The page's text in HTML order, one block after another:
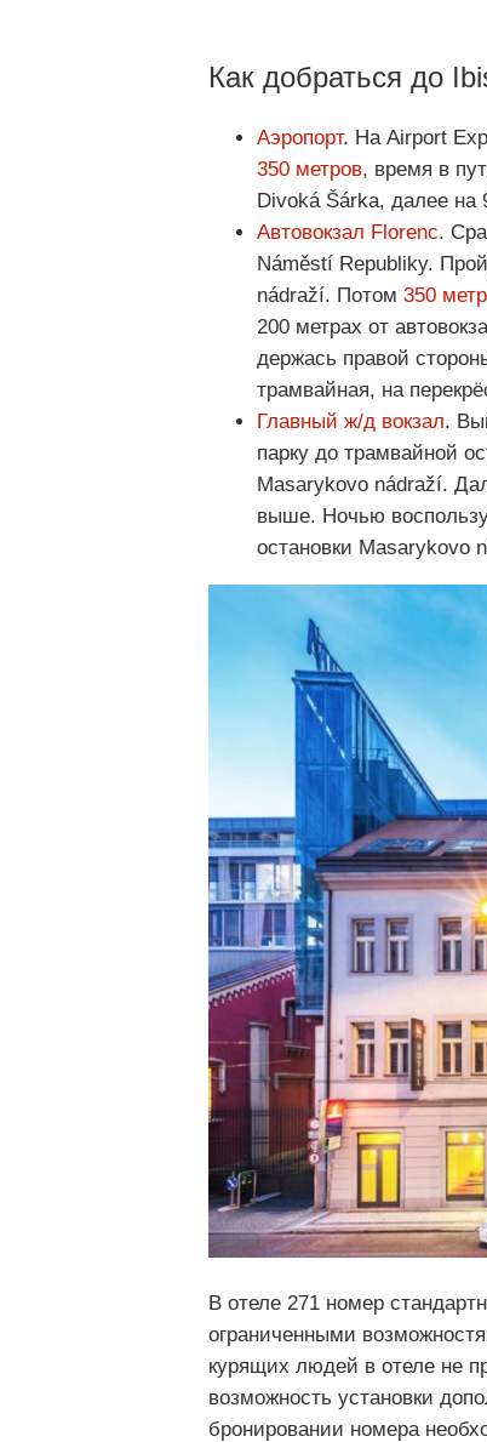
Как добраться до
Аэропорт. На Airport
350 метров, время в
Divoká Šárka, далее на
Автовокзал Florenc.
Náměstí Republiky.
nádraží. Потом 350
200 метрах от
держась правой
трамвайная, на
Главный ж/д вокзал.
парку до трамвайной
Masarykovo nádraží.
выше. Ночью
остановки Masarykovo
В отеле 271 номер
ограниченными
курящих людей в отеле не
возможность установки
бронировании номера